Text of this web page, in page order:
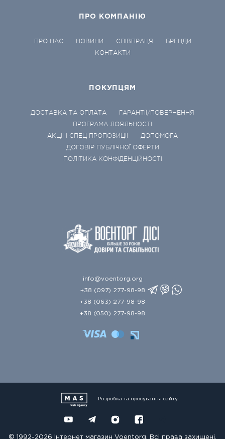
ПРО КОМПАНІЮ
ПРО НАС НОВИНИ СПІВПРАЦЯ
БРЕНДИ
КОНТАКТИ
ПОКУПЦЯМ
ДОСТАВКА ТА ОПЛАТА
ГАРАНТІЇ/ПОВЕРНЕННЯ
ПРОГРАМА ЛОЯЛЬНОСТІ
АКЦІЇ І СПЕЦ ПРОПОЗИЦІЇ
ДОПОМОГА
ДОГОВІР ПУБЛІЧНОЇ ОФЕРТИ
ПОЛІТИКА КОНФІДЕНЦІЙНОСТІ
info@voentorg.org
+38 (097) 277-98-98
+38 (063) 277-98-98
+38 (050) 277-98-98
© 1992-2026 Інтернет магазин Voentorg. Всі права захищені.
Розробка та просування сайту